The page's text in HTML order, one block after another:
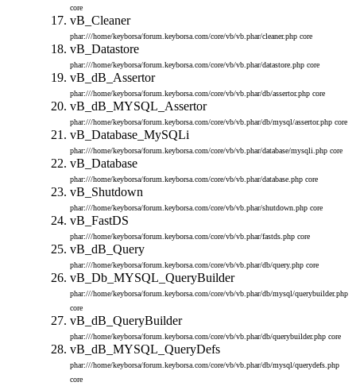
core
vB_Cleaner
phar:///home/keyborsa/forum.keyborsa.com/core/vb/vb.phar/cleaner.php core
vB_Datastore
phar:///home/keyborsa/forum.keyborsa.com/core/vb/vb.phar/datastore.php core
vB_dB_Assertor
phar:///home/keyborsa/forum.keyborsa.com/core/vb/vb.phar/db/assertor.php core
vB_dB_MYSQL_Assertor
phar:///home/keyborsa/forum.keyborsa.com/core/vb/vb.phar/db/mysql/assertor.php core
vB_Database_MySQLi
phar:///home/keyborsa/forum.keyborsa.com/core/vb/vb.phar/database/mysqli.php core
vB_Database
phar:///home/keyborsa/forum.keyborsa.com/core/vb/vb.phar/database.php core
vB_Shutdown
phar:///home/keyborsa/forum.keyborsa.com/core/vb/vb.phar/shutdown.php core
vB_FastDS
phar:///home/keyborsa/forum.keyborsa.com/core/vb/vb.phar/fastds.php core
vB_dB_Query
phar:///home/keyborsa/forum.keyborsa.com/core/vb/vb.phar/db/query.php core
vB_Db_MYSQL_QueryBuilder
phar:///home/keyborsa/forum.keyborsa.com/core/vb/vb.phar/db/mysql/querybuilder.php
core
vB_dB_QueryBuilder
phar:///home/keyborsa/forum.keyborsa.com/core/vb/vb.phar/db/querybuilder.php core
vB_dB_MYSQL_QueryDefs
phar:///home/keyborsa/forum.keyborsa.com/core/vb/vb.phar/db/mysql/querydefs.php
core